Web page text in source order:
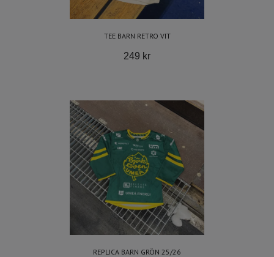
TEE BARN RETRO VIT
249 kr
REPLICA BARN GRÖN 25/26